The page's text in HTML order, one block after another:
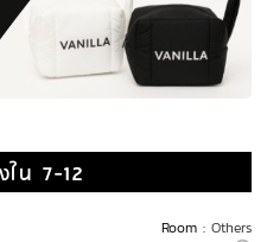
น 7-12
Room : Others